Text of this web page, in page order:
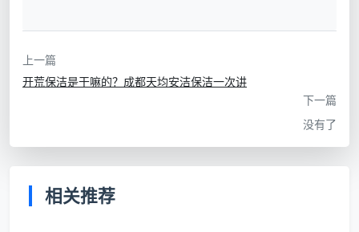
设
备
基础铲刀、
染，使用3M中性环保药剂
准
上一篇
开荒保洁是干嘛的？成都天均安洁保洁一次讲
下一篇
没有了
相关推荐